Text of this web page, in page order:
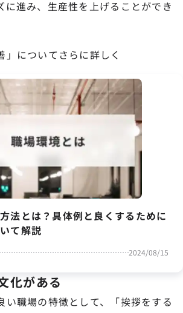
に進み、生産性を上げることができ
についてさらに詳しく
法とは？具体例と良くするために
て解説
2024/08/15
化がある
い職場の特徴として、「挨拶をする